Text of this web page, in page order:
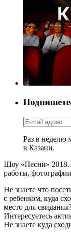
Раз в неделю
в Казани.
Шоу «Песни» 2018.
работы,
Не знаете что
с ребенком, куда
место для
Интересуетесь
Не знаете куда